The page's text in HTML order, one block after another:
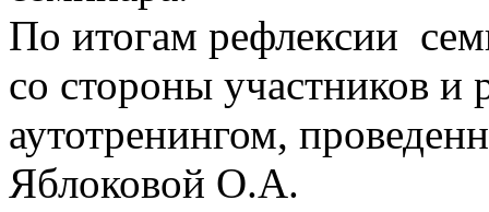
По итогам рефлексии
со стороны участников и
аутотренингом,
Яблоковой О.А.